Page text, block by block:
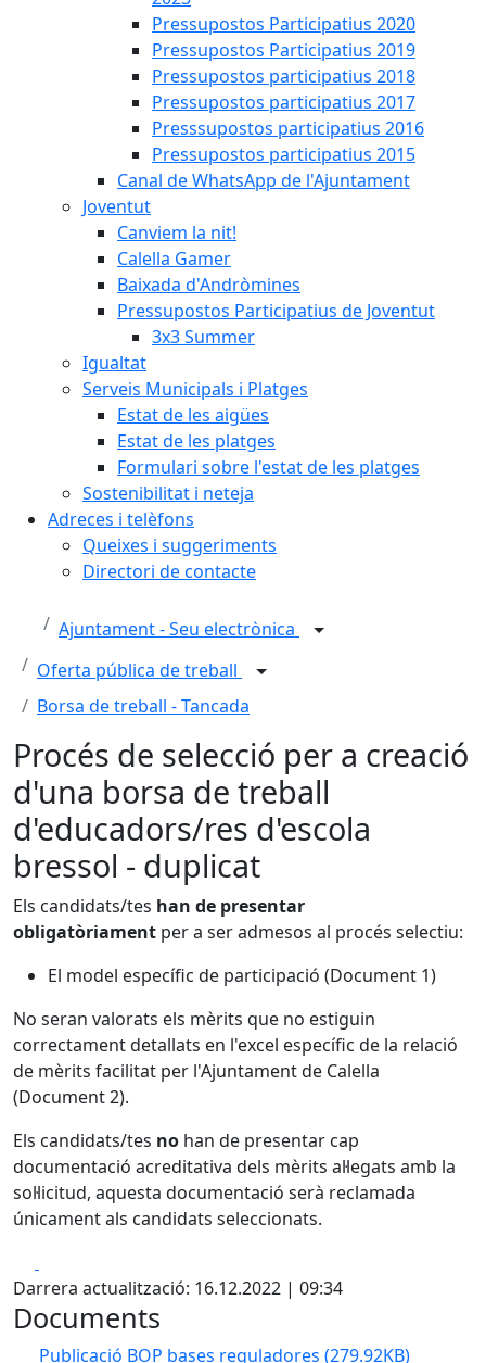
Pressupostos Participatius 2020
Pressupostos Participatius 2019
Pressupostos participatius 2018
Pressupostos participatius 2017
Presssupostos participatius 2016
Pressupostos participatius 2015
Canal de WhatsApp de l'Ajuntament
Joventut
Canviem la nit!
Calella Gamer
Baixada d'Andròmines
Pressupostos Participatius de Joventut
3x3 Summer
Igualtat
Serveis Municipals i Platges
Estat de les aigües
Estat de les platges
Formulari sobre l'estat de les platges
Sostenibilitat i neteja
Adreces i telèfons
Queixes i suggeriments
Directori de contacte
Ajuntament - Seu electrònica
Oferta pública de treball
Borsa de treball - Tancada
Procés de selecció per a creació
d'una borsa de treball
d'educadors/res d'escola
bressol - duplicat
Els candidats/tes han de presentar
obligatòriament per a ser admesos al procés selectiu:
El model específic de participació (Document 1)
No seran valorats els mèrits que no estiguin
correctament detallats en l'excel específic de la relació
de mèrits facilitat per l'Ajuntament de Calella
(Document 2).
Els candidats/tes no han de presentar cap
documentació acreditativa dels mèrits al·legats amb la
sol·licitud, aquesta documentació serà reclamada
únicament als candidats seleccionats.
Darrera actualització: 16.12.2022 | 09:34
Documents
Publicació BOP bases reguladores (279.92KB)